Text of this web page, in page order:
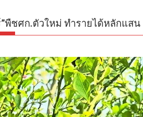
พืชศก.ตัวใหม่ ทำรายได้หลักแสน